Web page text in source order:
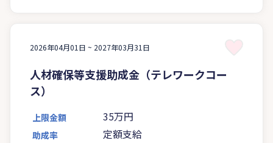
2026年04月01日 ~ 2027年03月31日
人材確保等支援助成金（テレワークコー
ス）
上限金額 35万円
助成率 定額支給